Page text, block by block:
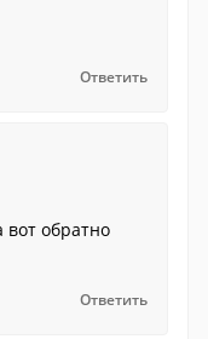
Ответить
вот обратно
Ответить